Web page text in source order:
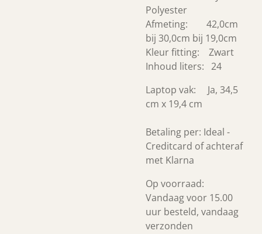
Polyester
Afmeting: 42,0cm
bij 30,0cm bij 19,0cm
Kleur fitting: Zwart
Inhoud liters: 24
Laptop vak: Ja, 34,5
cm x 19,4 cm
Betaling per: Ideal -
Creditcard of achteraf
met Klarna
Op voorraad:
Vandaag voor 15.00
uur besteld, vandaag
verzonden